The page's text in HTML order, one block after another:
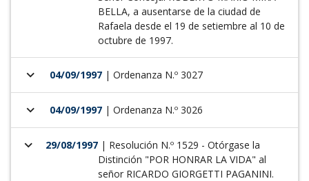
BELLA, a ausentarse de la ciudad de
Rafaela desde el 19 de setiembre al 10 de
octubre de 1997.
keyboard_arrow_down 04/09/1997 | Ordenanza N.º 3027
keyboard_arrow_down 04/09/1997 | Ordenanza N.º 3026
keyboard_arrow_down 29/08/1997 | Resolución N.º 1529 - Otórgase la
Distinción "POR HONRAR LA VIDA" al
señor RICARDO GIORGETTI PAGANINI.